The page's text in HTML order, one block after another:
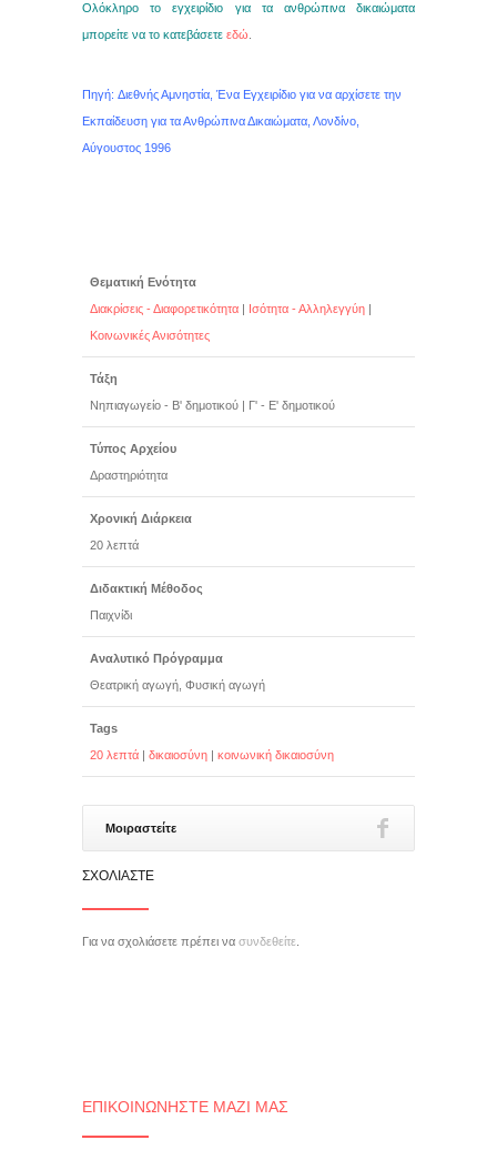
Ολόκληρο το εγχειρίδιο για τα ανθρώπινα δικαιώματα
μπορείτε να το κατεβάσετε εδώ
Πηγή: Διεθνής Αμνηστία, Ένα Εγχειρίδιο για να αρχίσετε την
Εκπαίδευση για τα Ανθρώπινα Δικαιώματα, Λονδίνο,
Αύγουστος 1996
Θεματική Ενότητα
Διακρίσεις - Διαφορετικότητα | Ισότητα - Αλληλεγγύη |
Κοινωνικές Ανισότητες
Τάξη
Νηπιαγωγείο - Β' δημοτικού | Γ' - Ε' δημοτικού
Τύπος Αρχείου
Δραστηριότητα
Χρονική Διάρκεια
20 λεπτά
Διδακτική Μέθοδος
Παιχνίδι
Αναλυτικό Πρόγραμμα
Θεατρική αγωγή, Φυσική αγωγή
Tags
20 λεπτά | δικαιοσύνη | κοινωνική δικαιοσύνη
Μοιραστείτε
ΣΧΟΛΙΆΣΤΕ
Για να σχολιάσετε πρέπει να συνδεθείτε
ΕΠΙΚΟΙΝΩΝΉΣΤΕ ΜΑΖΊ ΜΑΣ